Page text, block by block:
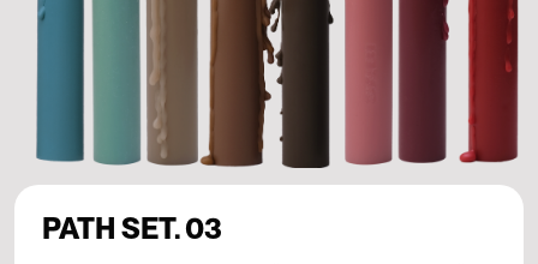
PATH SET. 03